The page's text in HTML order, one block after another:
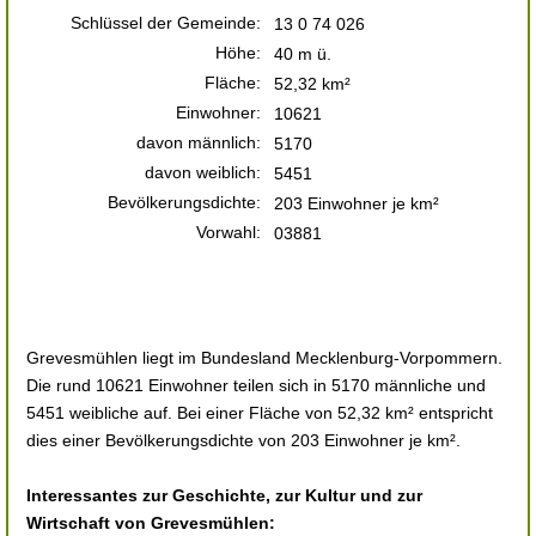
Schlüssel der Gemeinde:
13 0 74 026
Höhe:
40 m ü.
Fläche:
52,32 km²
Einwohner:
10621
davon männlich:
5170
davon weiblich:
5451
Bevölkerungsdichte:
203 Einwohner je km²
Vorwahl:
03881
Grevesmühlen liegt im Bundesland Mecklenburg-Vorpommern.
Die rund 10621 Einwohner teilen sich in 5170 männliche und
5451 weibliche auf. Bei einer Fläche von 52,32 km² entspricht
dies einer Bevölkerungsdichte von 203 Einwohner je km².
Interessantes zur Geschichte, zur Kultur und zur
Wirtschaft von Grevesmühlen: